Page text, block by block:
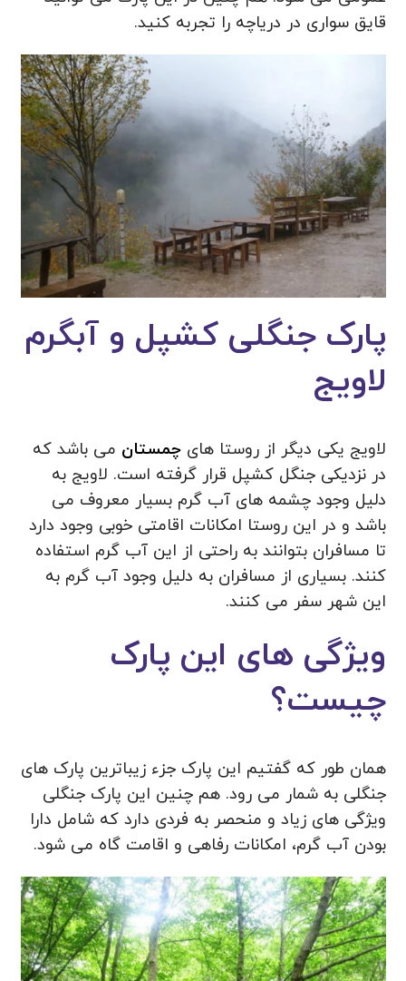
قایق سواری در دریاچه را تجربه کنید.
پارک جنگلی کشپل و آبگرم
لاویج
لاویج یکی دیگر از روستا هایچمستان می باشد که
در نزدیکی جنگل کشپل قرار گرفته است. لاویج به
دلیل وجود چشمه های آب گرم بسیار معروف می
باشد و در این روستا امکانات اقامتی خوبی وجود دارد
تا مسافران بتوانند به راحتی از این آب گرم استفاده
کنند. بسیاری از مسافران به دلیل وجود آب گرم به
این شهر سفر می کنند.
ویژگی های این پارک
چیست؟
همان طور که گفتیم این پارک جزء زیباترین پارک های
جنگلی به شمار می رود. هم چنین این پارک جنگلی
ویژگی های زیاد و منحصر به فردی دارد که شامل دارا
بودن آب گرم، امکانات رفاهی و اقامت گاه می شود.